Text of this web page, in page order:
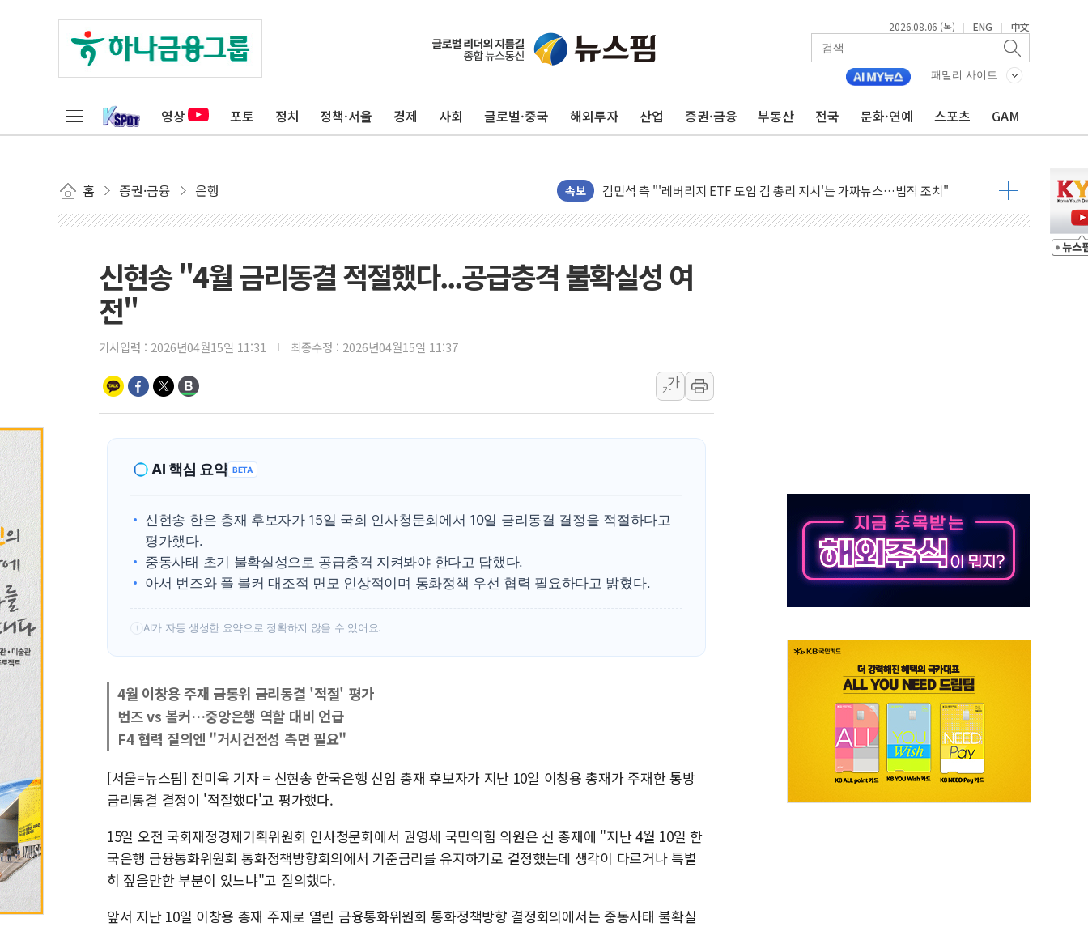
2026.08.06 (목) | ENG | 中文
패밀리 사이트
영상 포토 정치 정책·서울 경제 사회 글로벌·중국 해외투자 산업 증권·금융 부동산 전국 문화·연예 스포츠 GAM
홈 증권·금융 은행 속보
원포유, 그린비파트너스 흡수합병…비대면 영상서비스 경쟁력 강화
넷마블문화재단, 임직원 가족 직업체험 프로그램 진행
앤스로픽도 AI칩 직접 만든다…삼성전자 2나노 수주 '촉각'
'친명 vs 친청' 경선 과열...민주당 선관위 "불법 선거운동·방해행위 엄중 제재"
박윤영 KT 대표 "AIDC 경쟁력 높이기 위해 그룹 역량 결집해야"
카카오엔터프라이즈, 이재한 신임 대표 선임
[ETF 시황] SK하이닉스 인버스 20% 급등…레버리지 급락
"중국산 제품에 대한 반덤핑 관세 부과 지연, '자립 인도'에 걸림돌"
국내 최초 상업용 AI 데이터센터 포항서 '첫 삽'…2028년 가동 예정
[마감시황] 반도체가 흔든 코스피…4.58% 급락 속 코스닥만 웃었다
개인사업자대출 격차 9180억→3990억…인터넷뱅크 1·2위 '격전'
지적 장애 여성 강제 추행·스토킹 혐의 70대…경찰 불구속 입건
신현송 "4월 금리동결 적절했다...공급충격 불확실성 여
전"
기사입력 : 2026년04월15일 11:31 최종수정 : 2026년04월15일 11:37
가
가
AI 핵심 요약 BETA
신현송 한은 총재 후보자가 15일 국회 인사청문회에서 10일 금리동결 결정을 적절하다고
평가했다.
중동사태 초기 불확실성으로 공급충격 지켜봐야 한다고 답했다.
아서 번즈와 폴 볼커 대조적 면모 인상적이며 통화정책 우선 협력 필요하다고 밝혔다.
! AI가 자동 생성한 요약으로 정확하지 않을 수 있어요.
4월 이창용 주재 금통위 금리동결 '적절' 평가
번즈 vs 볼커…중앙은행 역할 대비 언급
F4 협력 질의엔 "거시건전성 측면 필요"
[서울=뉴스핌] 전미옥 기자 = 신현송 한국은행 신임 총재 후보자가 지난 10일 이창용 총재가 주재한 통방
금리동결 결정이 '적절했다'고 평가했다.
15일 오전 국회재정경제기획위원회 인사청문회에서 권영세 국민의힘 의원은 신 총재에 "지난 4월 10일 한
국은행 금융통화위원회 통화정책방향회의에서 기준금리를 유지하기로 결정했는데 생각이 다르거나 특별
히 짚을만한 부분이 있느냐"고 질의했다.
앞서 지난 10일 이창용 총재 주재로 열린 금융통화위원회 통화정책방향 결정회의에서는 중동사태 불확실